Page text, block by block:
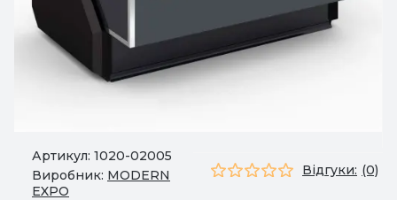
Артикул: 1020-02005
Виробник: MODERN
EXPO
Відгуки: (0)